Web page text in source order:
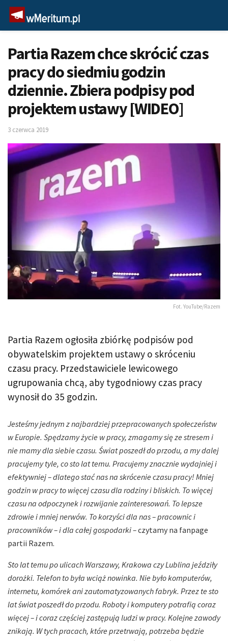
Partia Razem chce skrócić czas
pracy do siedmiu godzin
dziennie. Zbiera podpisy pod
projektem ustawy [WIDEO]
3 czerwca 2019
Fot. YouTube/Razem
Partia Razem ogłosiła zbiórkę podpisów pod
obywatelskim projektem ustawy o skróceniu
czasu pracy. Przedstawiciele lewicowego
ugrupowania chcą, aby tygodniowy czas pracy
wynosił do 35 godzin.
Jesteśmy jednym z najbardziej przepracowanych społeczeństw
w Europie. Spędzamy życie w pracy, zmagamy się ze stresem i
nie mamy dla siebie czasu. Świat poszedł do przodu, a my dalej
pracujemy tyle, co sto lat temu. Pracujemy znacznie wydajniej i
efektywniej – dlatego stać nas na skrócenie czasupracy! Mniej
godzin w pracy to więcej czasu dla rodziny i bliskich. To więcej
czasu na odpoczynek i rozwijanie zainteresowań. To lepsze
zdrowie i mniej nerwów. To korzyści dla nas – pracownic i
pracowników – i dla całej gospodarki –czytamy na fanpage
partii Razem.
Sto lat temu po ulicach Warszawy, Krakowa czy Lublina jeździły
dorożki. Telefon to była wciąż nowinka. Nie było komputerów,
internetu, komórek ani zautomatyzowanych fabryk. Przez te sto
lat świat poszedł do przodu. Roboty i komputery potrafią coraz
więcej – i coraz częściej zastępują ludzi w pracy. Kolejne zawody
znikają. W tych pracach, które przetrwają, potrzeba będzie